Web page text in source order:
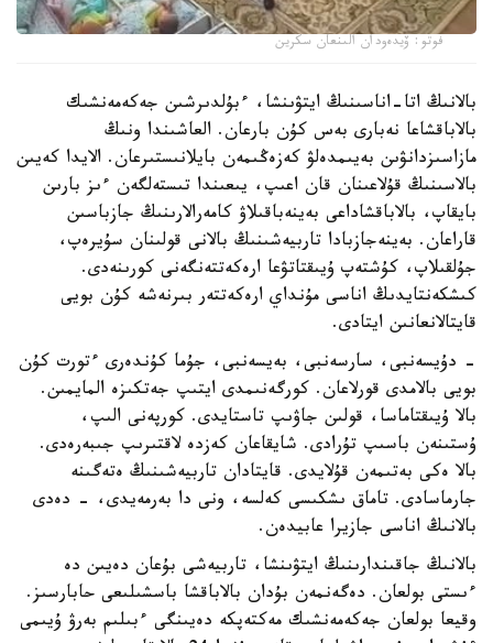
فوتو: ۆيدەودان الىنعان سكرين
بالانىڭ اتا-اناسىنىڭ ايتۋىنشا، ءبۇلدىرشىن جەكەمەنشىك
بالاباقشاعا نەبارى بەس كۇن بارعان. العاشىندا ونىڭ
مازاسىزدانۋىن بەيىمدەلۋ كەزەڭىمەن بايلانىستىرعان. الايدا كەيىن
بالاسىنىڭ قۇلاعىنان قان اعىپ، يىعىندا تىستەلگەن ءىز بارىن
بايقاپ، بالاباقشاداعى بەينەباقىلاۋ كامەرالارىنىڭ جازباسىن
قاراعان. بەينەجازبادا تاربيەشىنىڭ بالانى قولىنان سۇيرەپ،
جۇلقىلاپ، كۇشتەپ ۇيىقتاتۋعا ارەكەتتەنگەنى كورىنەدى.
كىشكەنتايدىڭ اناسى مۇنداي ارەكەتتەر بىرنەشە كۇن بويى
قايتالانعانىن ايتادى.
- دۇيسەنبى، سارسەنبى، بەيسەنبى، جۇما كۇندەرى ءتورت كۇن
بويى بالامدى قورلاعان. كورگەنىمدى ايتىپ جەتكىزە المايمىن.
بالا ۇيىقتاماسا، قولىن جاۋىپ تاستايدى. كورپەنى الىپ،
ۇستىنەن باسىپ تۇرادى. شايقاعان كەزدە لاقتىرىپ جىبەرەدى.
بالا ەكى بەتىمەن قۇلايدى. قايتادان تاربيەشىنىڭ ەتەگىنە
جارماسادى. تاماق ىشكىسى كەلسە، ونى دا بەرمەيدى، - دەدى
بالانىڭ اناسى جازيرا عابيدەن.
بالانىڭ جاقىندارىنىڭ ايتۋىنشا، تاربيەشى بۇعان دەيىن دە
ءىستى بولعان. دەگەنمەن بۇدان بالاباقشا باسشىلىعى حابارسىز.
وقيعا بولعان جەكەمەنشىك مەكتەپكە دەيىنگى ءبىلىم بەرۋ ۇيىمى